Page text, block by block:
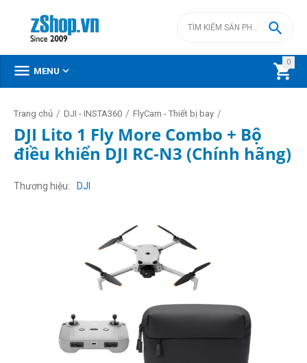
0


 MENU 
Trang chủ / DJI - INSTA360 / FlyCam - Thiết bị bay /
DJI Lito 1 Fly More Combo + Bộ
điều khiển DJI RC-N3 (Chính hãng)
Thương hiệu DJI